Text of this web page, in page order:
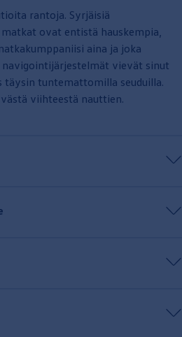
rantoja. Syrjäisiä
ovat entistä hauskempia,
aina ja joka
navigointijärjestelmät vievät sinut
tuntemattomilla seuduilla.
viihteestä nauttien.